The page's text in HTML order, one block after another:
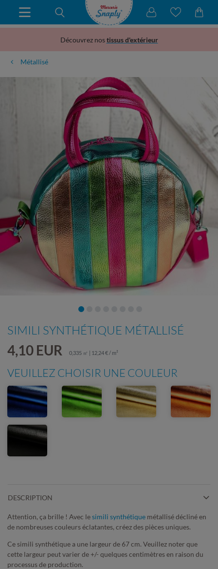
Découvrez nostissus d'extérieur
Métallisé
SIMILI SYNTHÉTIQUE MÉTALLISÉ
4,10 EUR 0,335 ㎡ | 12,24 € / m²
VEUILLEZ CHOISIR UNE COULEUR
DESCRIPTION
Attention, ça brille ! Avec lesimili synthétique métallisé décliné en
de nombreuses couleurs éclatantes, créez des pièces uniques.
Ce simili synthétique a une largeur de 67 cm. Veuillez noter que
cette largeur peut varier de +/- quelques centimètres en raison du
processus de production.